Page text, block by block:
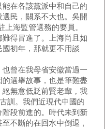
在各該黨派中和自己的
民，關系不大也。吳開
上海監管選務的要員。
得冒進了。上海尚且如
初年，那就更不用談
曾在我母省安徽當過一
選舉故事，也是筆難盡
無意低貶前賢老輩，我
訓。我們近現代中國的
段前進的。時代未到新
不斷的在回水中倒退，